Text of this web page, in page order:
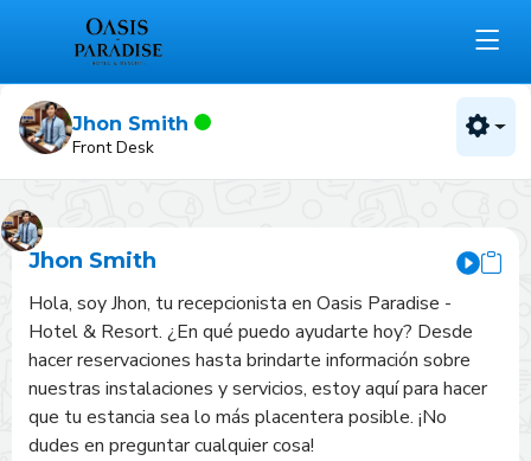
Jhon Smith
Front Desk
Jhon Smith
Hola, soy Jhon, tu recepcionista en Oasis Paradise -
Hotel & Resort. ¿En qué puedo ayudarte hoy? Desde
hacer reservaciones hasta brindarte información sobre
nuestras instalaciones y servicios, estoy aquí para hacer
que tu estancia sea lo más placentera posible. ¡No
dudes en preguntar cualquier cosa!